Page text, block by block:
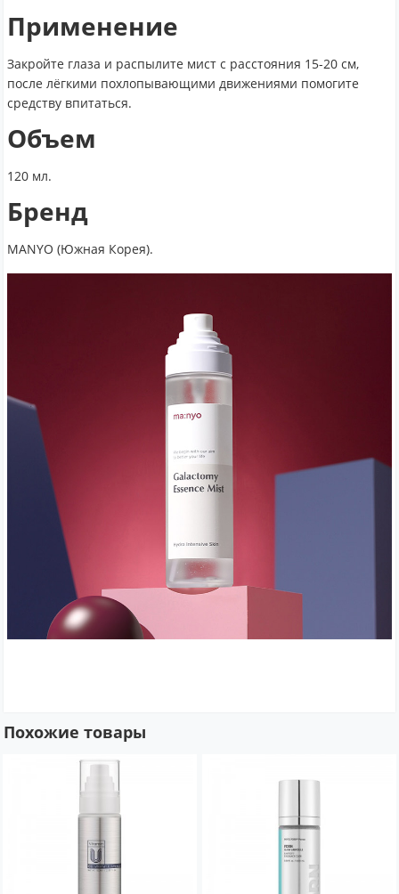
Применение
Закройте глаза и распылите мист с расстояния 15-20 см,
после лёгкими похлопывающими движениями помогите
средству впитаться.
Объем
120 мл.
Бренд
MANYO (Южная Корея).
Похожие товары